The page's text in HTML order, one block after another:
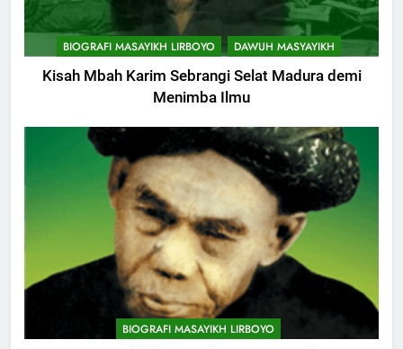
BIOGRAFI MASAYIKH LIRBOYO DAWUH MASYAYIKH
Kisah Mbah Karim Sebrangi Selat Madura demi
Menimba Ilmu
BIOGRAFI MASAYIKH LIRBOYO
Himasal Semen Sumbang
Pembangunan Kantor Himasal